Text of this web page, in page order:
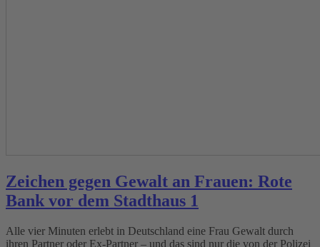
Zeichen gegen Gewalt an Frauen: Rote
Bank vor dem Stadthaus 1
Alle vier Minuten erlebt in Deutschland eine Frau Gewalt durch
ihren Partner oder Ex-Partner – und das sind nur die von der Polizei